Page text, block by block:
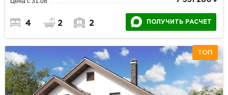
4 2 2 ПОЛУЧИТЬ РАСЧЕТ
ТОП